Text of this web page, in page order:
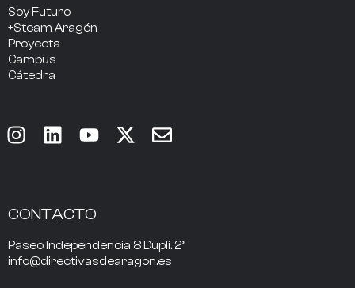
Soy Futuro
+Steam Aragón
Proyecta
Campus
Cátedra
CONTACTO
Paseo Independencia 8 Dupli. 2º
info@directivasdearagon.es